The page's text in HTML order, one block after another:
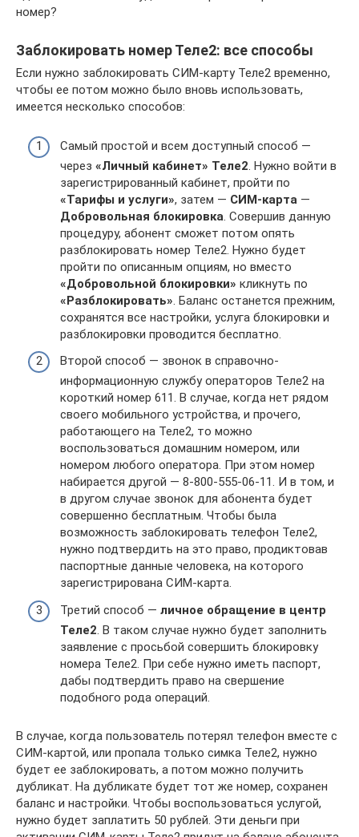
номер?
Заблокировать номер Теле2: все способы
Если нужно заблокировать СИМ-карту Теле2 временно,
чтобы ее потом можно было вновь использовать,
имеется несколько способов:
Самый простой и всем доступный способ —
через «Личный кабинет» Теле2. Нужно войти в
зарегистрированный кабинет, пройти по
«Тарифы и услуги», затем — СИМ-карта —
Добровольная блокировка. Совершив данную
процедуру, абонент сможет потом опять
разблокировать номер Теле2. Нужно будет
пройти по описанным опциям, но вместо
«Добровольной блокировки» кликнуть по
«Разблокировать». Баланс останется прежним,
сохранятся все настройки, услуга блокировки и
разблокировки проводится бесплатно.
Второй способ — звонок в справочно-
информационную службу операторов Теле2 на
короткий номер 611. В случае, когда нет рядом
своего мобильного устройства, и прочего,
работающего на Теле2, то можно
воспользоваться домашним номером, или
номером любого оператора. При этом номер
набирается другой — 8-800-555-06-11. И в том, и
в другом случае звонок для абонента будет
совершенно бесплатным. Чтобы была
возможность заблокировать телефон Теле2,
нужно подтвердить на это право, продиктовав
паспортные данные человека, на которого
зарегистрирована СИМ-карта.
Третий способ — личное обращение в центр
Теле2. В таком случае нужно будет заполнить
заявление с просьбой совершить блокировку
номера Теле2. При себе нужно иметь паспорт,
дабы подтвердить право на свершение
подобного рода операций.
В случае, когда пользователь потерял телефон вместе с
СИМ-картой, или пропала только симка Теле2, нужно
будет ее заблокировать, а потом можно получить
дубликат. На дубликате будет тот же номер, сохранен
баланс и настройки. Чтобы воспользоваться услугой,
нужно будет заплатить 50 рублей. Эти деньги при